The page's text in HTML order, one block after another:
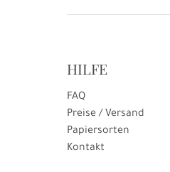
HILFE
FAQ
Preise / Versand
Papiersorten
Kontakt